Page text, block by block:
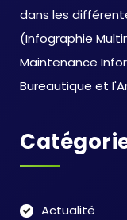
dans les
(Infographie
Maintenance
Bureautique et
Actualité